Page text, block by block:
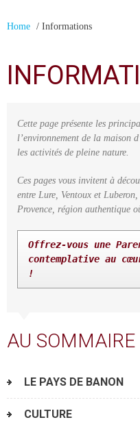
Home / Informations
Cette page présente les
l’environnement de la maison
les activités de pleine nature.
Ces pages vous invitent à
entre Lure, Ventoux et
Provence, région authentique
Offrez-vous une
contemplative au
!
AU SOMMAIRE
LE PAYS DE BANON
CULTURE